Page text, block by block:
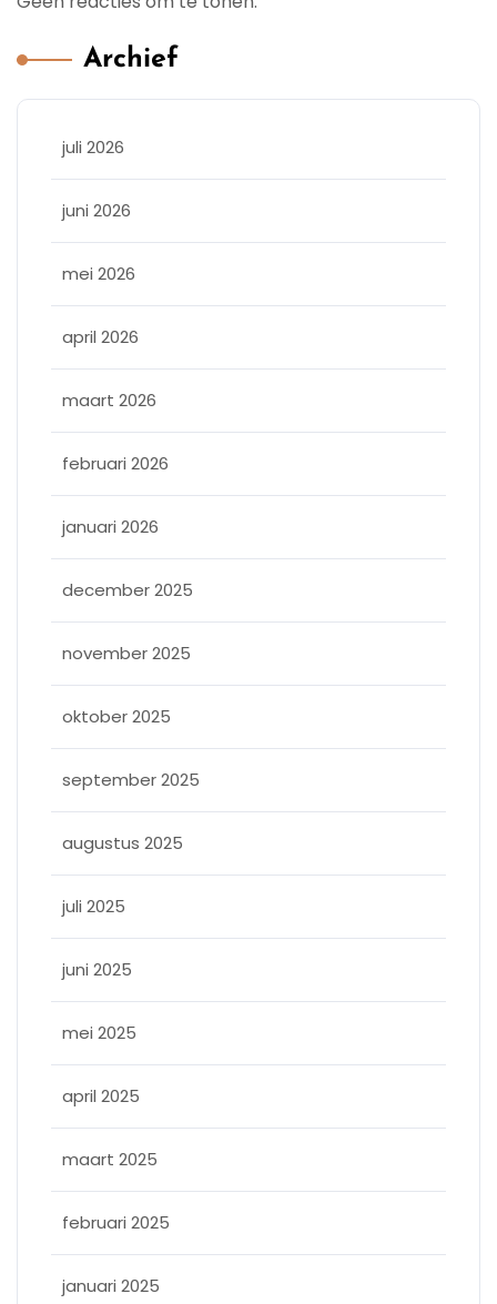
Archief
juli 2026
juni 2026
mei 2026
april 2026
maart 2026
februari 2026
januari 2026
december 2025
november 2025
oktober 2025
september 2025
augustus 2025
juli 2025
juni 2025
mei 2025
april 2025
maart 2025
februari 2025
januari 2025